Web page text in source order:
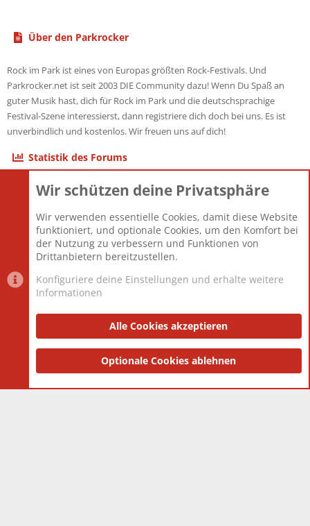
Über den Parkrocker
Rock im Park ist eines von Europas größten Rock-Festivals. Und
Parkrocker.net ist seit 2003 DIE Community dazu! Wenn Du Spaß an
guter Musik hast, dich für Rock im Park und die deutschsprachige
Festival-Szene interessierst, dann registriere dich doch bei uns. Es ist
unverbindlich und kostenlos. Wir freuen uns auf dich!
Statistik des Forums
Themen
Mitglieder
12.427
Neuestes Mitglied
Berlin
Datenschutzerklärung Impressum
Community platform by XenForo® © 2010-2025 XenForo Ltd.
and add-ons by ThemeHouse
Wir schützen deine Privatsphäre
Wir verwenden essentielle Cookies, damit diese Website
funktioniert, und optionale Cookies, um den Komfort bei
der Nutzung zu verbessern und Funktionen von
Drittanbietern bereitzustellen.
Konfiguriere deine Einstellungen und erhalte weitere
Informationen
Alle Cookies akzeptieren
Optionale Cookies ablehnen